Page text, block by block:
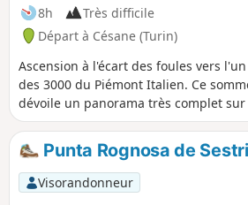
8h
Très difficile
Départ à Césane (Turin)
Ascension à l'écart des foules vers l'un
des 3000 du Piémont Italien. Ce
dévoile un panorama très complet sur
massif alpin du Mont Blanc au Mont
Viso et par temps clair jusqu'au Valais
Suisse. Parcours hors sentier où je
conseille l'utilisation de l'application
Visorando.
Punta Rognosa de
Visorandonneur